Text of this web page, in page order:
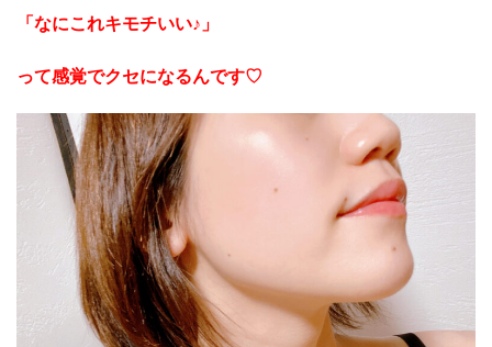
「なにこれキモチいい♪」
って感覚でクセになるんです♡